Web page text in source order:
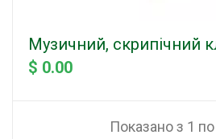
Музичний, скрипічний
$ 0.00
Показано з 1 по